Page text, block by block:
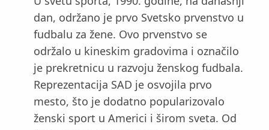
dan, održano je prvo Svetsko prvenstvo u
fudbalu za žene. Ovo prvenstvo se
održalo u kineskim gradovima i označilo
je prekretnicu u razvoju ženskog fudbala.
Reprezentacija SAD je osvojila prvo
mesto, što je dodatno popularizovalo
ženski sport u Americi i širom sveta. Od